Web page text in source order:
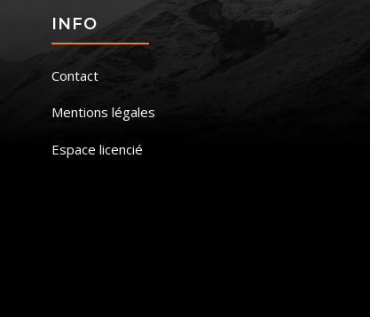
INFO
Contact
Mentions légales
Espace licencié